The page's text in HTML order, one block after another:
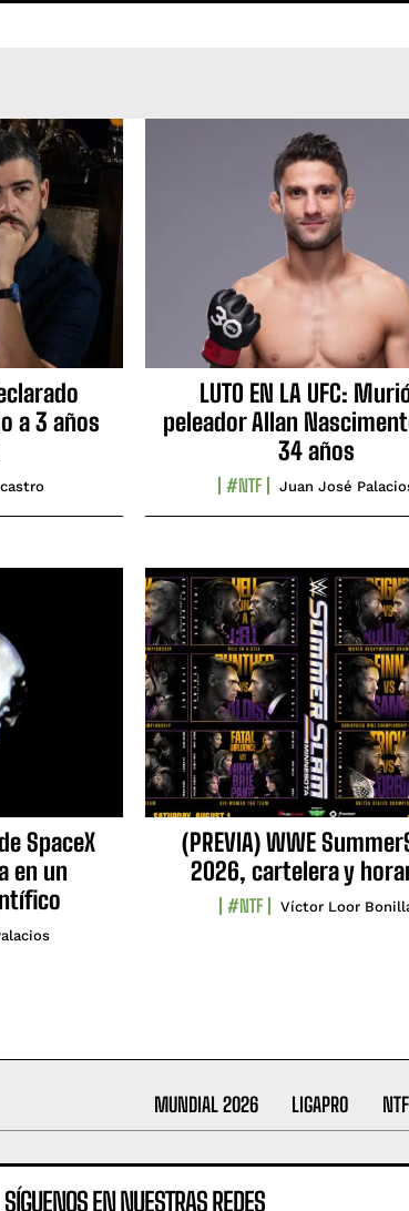
a 3 años
LUTO EN LA UFC:
peleador Allan
34 años
#NTF Juan José
SpaceX
en un
(PREVIA) WWE
2026, cartelera y
#NTF Víctor Loor
MUNDIAL 2026 LIGAPRO NTF
SÍGUENOS EN NUESTRAS REDES